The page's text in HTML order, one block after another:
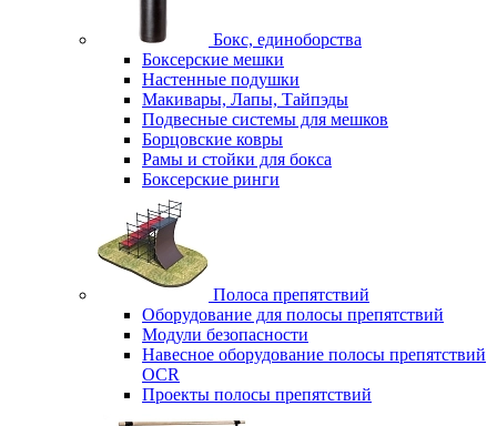
Бокс, единоборства
Боксерские мешки
Настенные подушки
Макивары, Лапы, Тайпэды
Подвесные системы для мешков
Борцовские ковры
Рамы и стойки для бокса
Боксерские ринги
Полоса препятствий
Оборудование для полосы препятствий
Модули безопасности
Навесное оборудование полосы препятствий
OCR
Проекты полосы препятствий